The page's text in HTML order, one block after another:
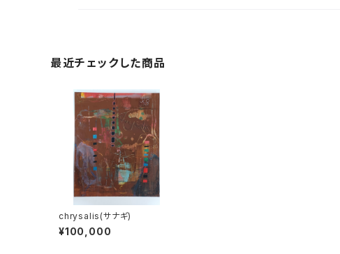
最近チェックした商品
chrysalis(サナギ)
¥100,000